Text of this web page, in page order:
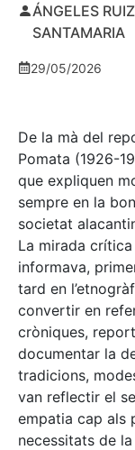
ÁNGELES
SANTAMARIA
29/05/2026
De la mà del
Pomata (1926-
que expliquen
sempre en la
societat
La mirada
informava,
tard en
convertir en
cròniques,
documentar la
tradicions,
van reflectir el
empatia cap als
necessitats de